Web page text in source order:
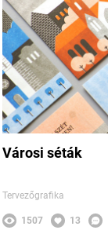
Városi séták
Tervezőgrafika
1507 13